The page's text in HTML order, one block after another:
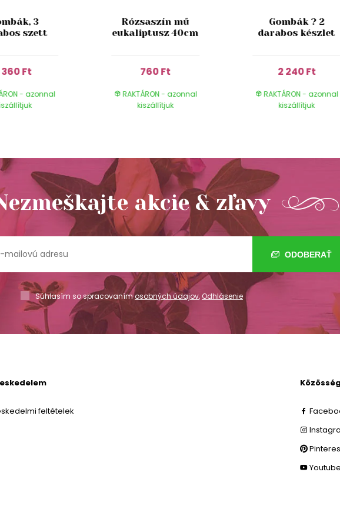
3
szett
360 Ft
- azonnal
Rózsaszín mű
eukaliptusz 40cm
760 Ft
RAKTÁRON - azonnal
kiszállítjuk
Gombák ? 2
darabos készlet
2 240 Ft
RAKTÁRON - azonnal
kiszállítjuk
akcie & zľavy
ODOBERAŤ
Súhlasím so spracovanímosobných údajov,Odhlásenie
feltételek
Youtube